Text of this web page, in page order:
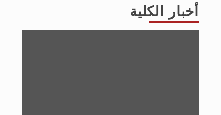
أخبار الكلية